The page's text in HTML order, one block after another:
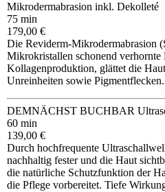
Mikrodermabrasion inkl. Dekolleté
75 min
179,00 €
Die Reviderm-Mikrodermabrasion
Mikrokristallen schonend verhornte
Kollagenproduktion, glättet die
Unreinheiten sowie Pigmentflecken.
DEMNÄCHST BUCHBAR
60 min
139,00 €
Durch hochfrequente
nachhaltig fester und die Haut
die natürliche Schutzfunktion der
die Pflege vorbereitet. Tiefe